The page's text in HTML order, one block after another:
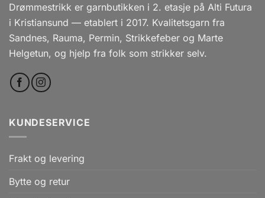
Drømmestrikk er garnbutikken i 2. etasje på Alti Futura
i Kristiansund — etablert i 2017. Kvalitetsgarn fra
Sandnes, Rauma, Permin, Strikkefeber og Marte
Helgetun, og hjelp fra folk som strikker selv.
KUNDESERVICE
Frakt og levering
Bytte og retur